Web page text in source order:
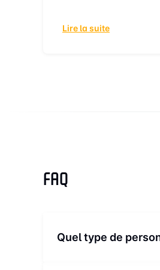
Les délais
Lire la suite
FAQ
Quel type de